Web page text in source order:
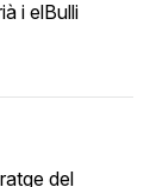
i elBulli
del